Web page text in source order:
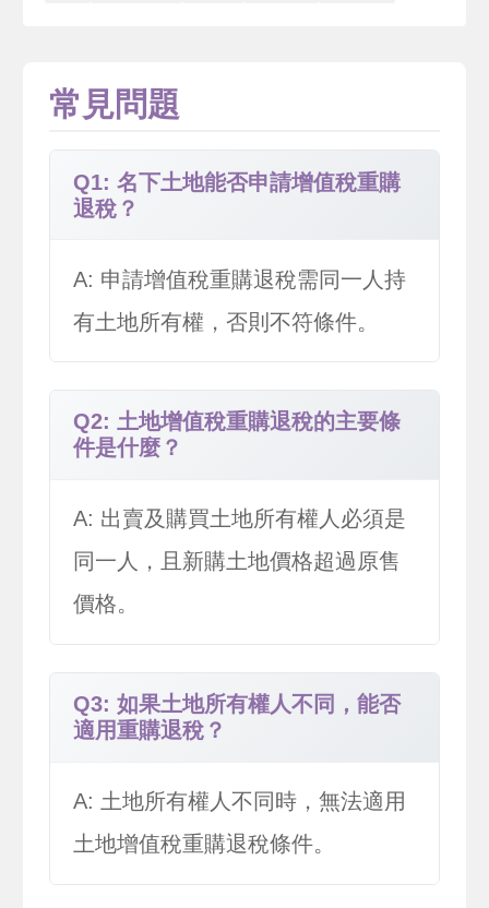
常見問題
Q1: 名下土地能否申請增值稅重購
退稅？
A: 申請增值稅重購退稅需同一人持
有土地所有權，否則不符條件。
Q2: 土地增值稅重購退稅的主要條
件是什麼？
A: 出賣及購買土地所有權人必須是
同一人，且新購土地價格超過原售
價格。
Q3: 如果土地所有權人不同，能否
適用重購退稅？
A: 土地所有權人不同時，無法適用
土地增值稅重購退稅條件。